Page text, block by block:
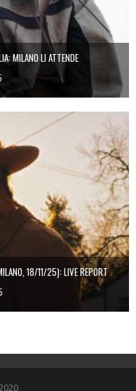
MILANO LI ATTENDE
18/11/25): LIVE REPORT